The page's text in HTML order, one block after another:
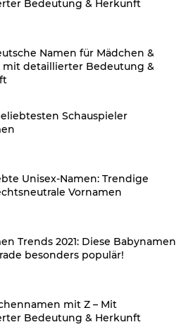
Bedeutung & Herkunft
Namen für Mädchen &
mit detaillierter Bedeutung &
Schauspieler
Unisex-Namen: Trendige
Vornamen
Trends 2021: Diese Babynamen
besonders populär!
mit Z – Mit
Bedeutung & Herkunft